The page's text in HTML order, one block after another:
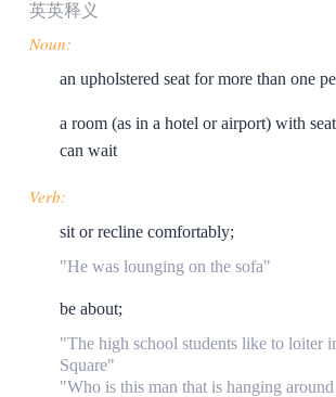
英英释义
Noun:
an upholstered seat for more than one
a room (as in a hotel or airport) with
can wait
Verb:
sit or recline comfortably;
"He was lounging on the sofa"
be about;
"The high school students like to loiter
Square"
"Who is this man that is hanging